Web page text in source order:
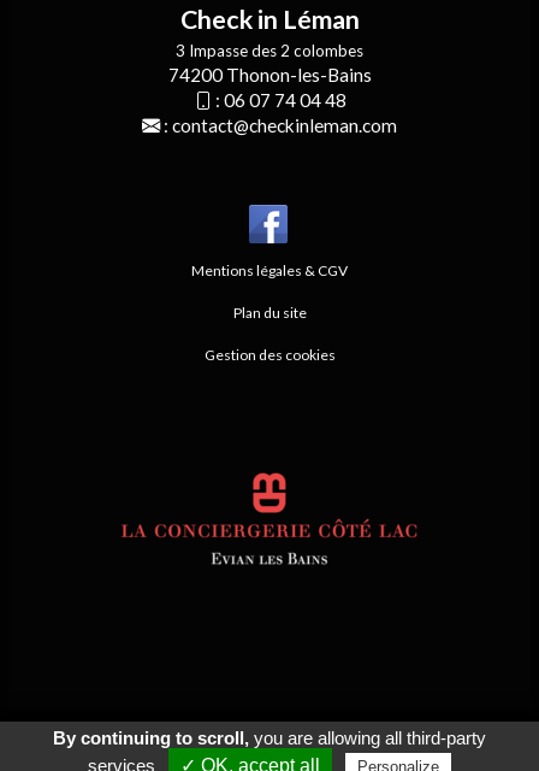
Check in Léman
3 Impasse des 2 colombes
74200 Thonon-les-Bains
: 06 07 74 04 48
: contact@checkinleman.com
Mentions légales & CGV
Plan du site
Gestion des cookies
© 2026 Agence Web Thonon Les Bains -
Référencement Google Thonon
Clic And Go création site internet thonon clicandgo.com
By continuing to scroll,you are allowing all third-party
services
✓ OK, accept all Personalize